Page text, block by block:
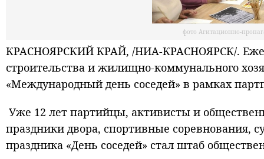
фото Агитационно-
КРАСНОЯРСКИЙ КРАЙ, /НИА-КРАСНОЯРСК/.
строительства и жилищно-коммунального
«Международный день соседей» в рамках
Уже 12 лет партийцы, активисты и
праздники двора, спортивные соревнования,
праздника «День соседей» стал штаб